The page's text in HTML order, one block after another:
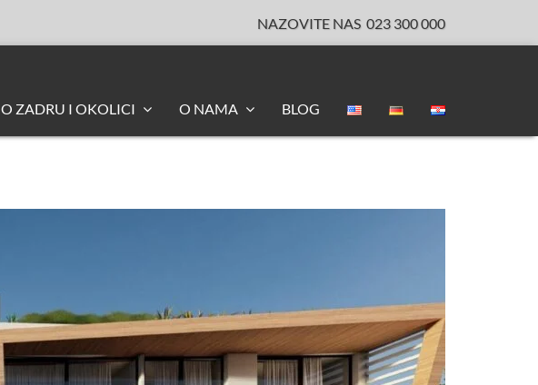
NAZOVITE NAS 023 300 000
O ZADRU I OKOLICI O NAMA BLOG